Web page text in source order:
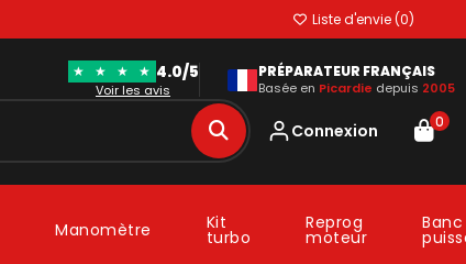
Liste d'envie (0)
★ ★ ★ ★ 4.0/5
Voir les avis
PRÉPARATEUR FRANÇAIS
Basée en Picardie depuis 2005
Connexion 0
Manomètre Kit
turbo
Reprog
moteur